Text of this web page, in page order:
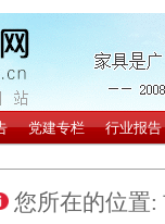
您所在的位置: